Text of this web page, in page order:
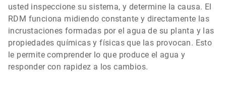
usted inspeccione su sistema, y determine la causa. El
RDM funciona midiendo constante y directamente las
incrustaciones formadas por el agua de su planta y las
propiedades químicas y físicas que las provocan. Esto
le permite comprender lo que produce el agua y
responder con rapidez a los cambios.